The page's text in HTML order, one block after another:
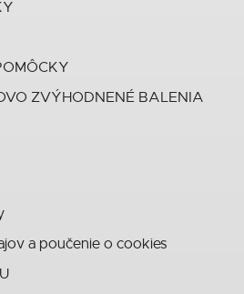
ZVÝHODNENÉ BALENIA
a poučenie o cookies